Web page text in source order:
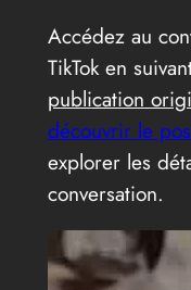
Accédez au
TikTok en
publication
découvrir le
explorer les
conversation.